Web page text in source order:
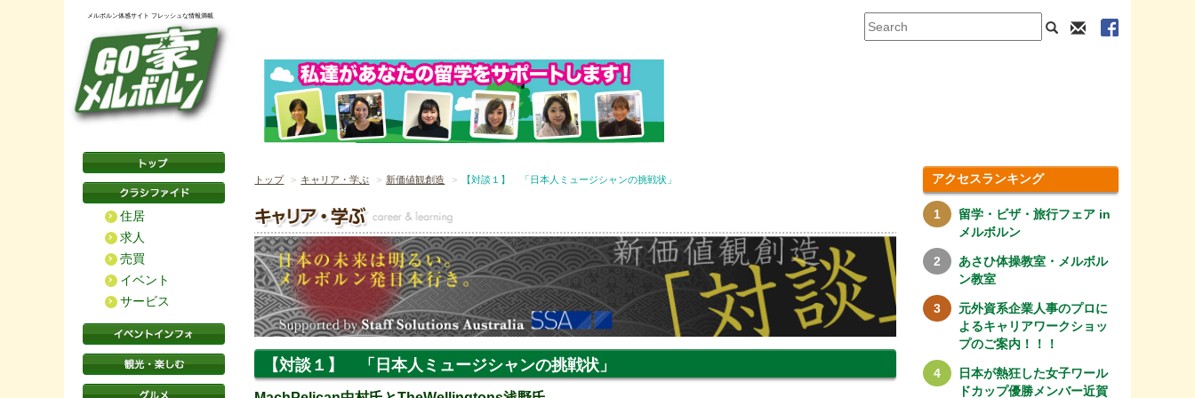
メルボルン体感サイト フレッシュな情報満載
住居
求人
売買
イベント
サービス
トップ キャリア・学ぶ 新価値観創造 【対談１】 「日本人ミュージシャンの挑戦状」
【対談１】 「日本人ミュージシャンの挑戦状」
アクセスランキング
留学・ビザ・旅行フェア in
メルボルン
あさひ体操教室・メルボル
ン教室
元外資系企業人事のプロに
よるキャリアワークショッ
プのご案内！！！
日本が熱狂した女子ワール
ドカップ優勝メンバー近賀